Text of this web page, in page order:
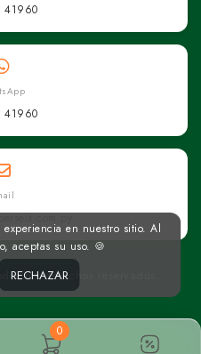
0
41960
41960
los derechos reservados.
experiencia en nuestro sitio. Al
aceptas su uso. 🍪
RECHAZAR